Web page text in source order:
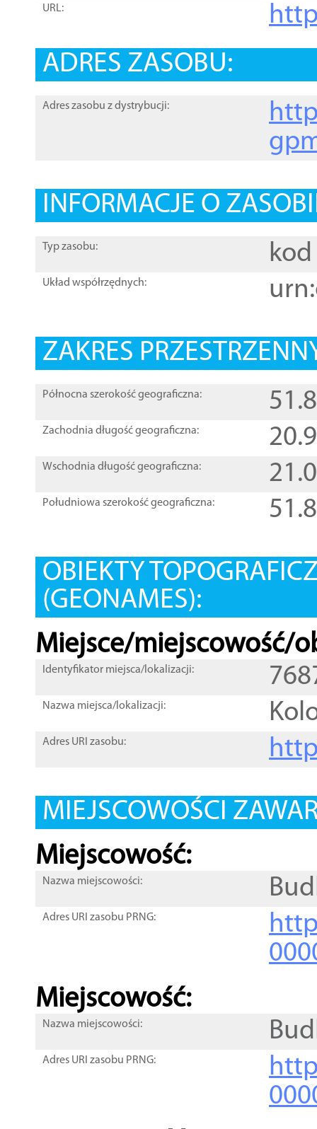
URL:
ADRES ZASOBU:
Adres zasobu z dystrybucji:
INFORMACJE O
Typ zasobu: kod
Układ współrzędnych:
ZAKRES
Północna szerokość geograficzna:
Zachodnia długość geograficzna:
Wschodnia długość geograficzna:
Południowa szerokość geograficzna:
OBIEKTY
(GEONAMES):
Miejsce/miejscowość/
Identyfikator miejsca/lokalizacji:
Nazwa miejsca/lokalizacji:
Adres URI zasobu:
MIEJSCOWOŚCI
Miejscowość:
Nazwa miejscowości:
Adres URI zasobu PRNG:
Miejscowość:
Nazwa miejscowości:
Adres URI zasobu PRNG: